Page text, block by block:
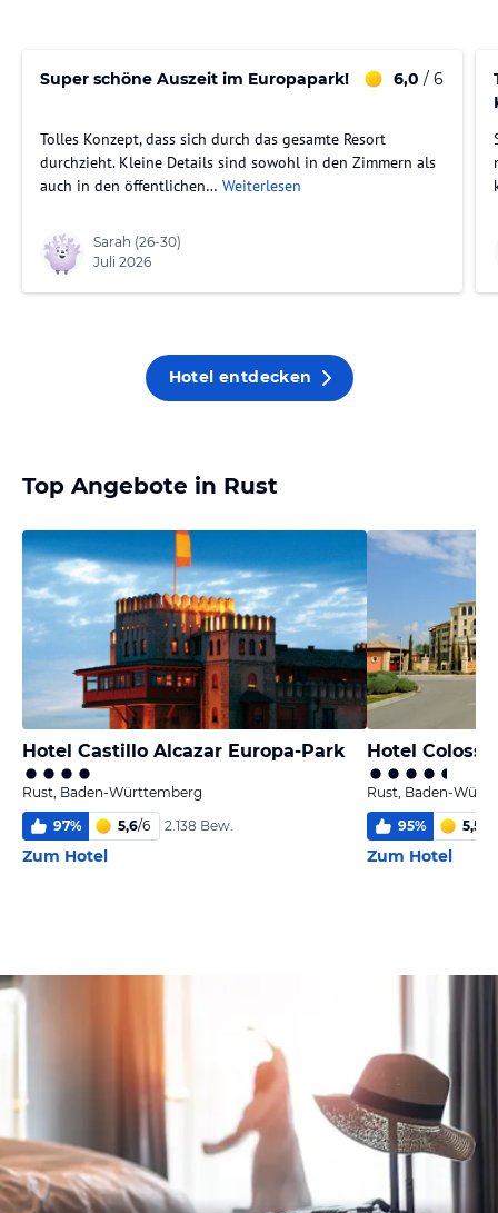
Super schöne Auszeit im Europapark! 6,0 / 6
Tolles Konzept, dass sich durch das gesamte Resort
durchzieht. Kleine Details sind sowohl in den Zimmern als
auch in den öffentlichen… Weiterlesen
Sarah (26-30)
Juli 2026
Hotel entdecken
Top Angebote in Rust
Hotel Castillo Alcazar Europa-Park
Rust, Baden-Württemberg
97% 5,6/6 2.138 Bew.
Zum Hotel
Hotel
Rust, Baden-
95% 5,5
Zum Hotel